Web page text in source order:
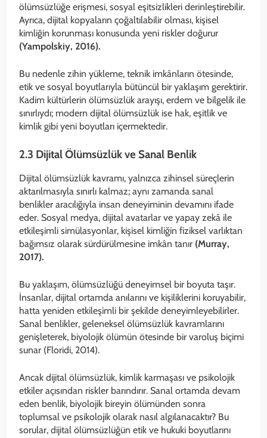
ölümsüzlüğe erişmesi, sosyal eşitsizlikleri derinleştirebilir.
Ayrıca, dijital kopyaların çoğaltılabilir olması, kişisel
kimliğin korunması konusunda yeni riskler doğurur
(Yampolskiy, 2016).
Bu nedenle zihin yükleme, teknik imkânların ötesinde,
etik ve sosyal boyutlarıyla bütüncül bir yaklaşım gerektirir.
Kadim kültürlerin ölümsüzlük arayışı, erdem ve bilgelik ile
sınırlıydı; modern dijital ölümsüzlük ise hak, eşitlik ve
kimlik gibi yeni boyutları içermektedir.
2.3 Dijital Ölümsüzlük ve Sanal Benlik
Dijital ölümsüzlük kavramı, yalnızca zihinsel süreçlerin
aktarılmasıyla sınırlı kalmaz; aynı zamanda sanal
benlikler aracılığıyla insan deneyiminin devamını ifade
eder. Sosyal medya, dijital avatarlar ve yapay zekâ ile
etkileşimli simülasyonlar, kişisel kimliğin fiziksel varlıktan
bağımsız olarak sürdürülmesine imkân tanır (Murray,
2017).
Bu yaklaşım, ölümsüzlüğü deneyimsel bir boyuta taşır.
İnsanlar, dijital ortamda anılarını ve kişiliklerini koruyabilir,
hatta yeniden etkileşimli bir şekilde deneyimleyebilirler.
Sanal benlikler, geleneksel ölümsüzlük kavramlarını
genişleterek, biyolojik ölümün ötesinde bir varoluş biçimi
sunar (Floridi, 2014).
Ancak dijital ölümsüzlük, kimlik karmaşası ve psikolojik
etkiler açısından riskler barındırır. Sanal ortamda devam
eden benlik, biyolojik bireyin ölümünden sonra
toplumsal ve psikolojik olarak nasıl algılanacaktır? Bu
sorular, dijital ölümsüzlüğün etik ve hukuki boyutlarını